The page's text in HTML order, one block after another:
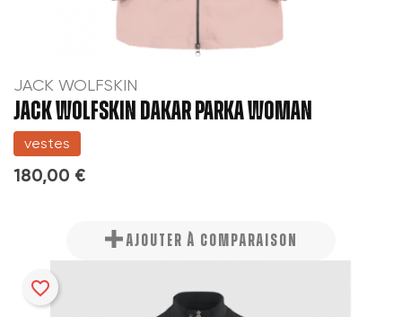
JACK WOLFSKIN
JACK WOLFSKIN DAKAR PARKA WOMAN
vestes
180,00 €
AJOUTER À COMPARAISON
favorite_border